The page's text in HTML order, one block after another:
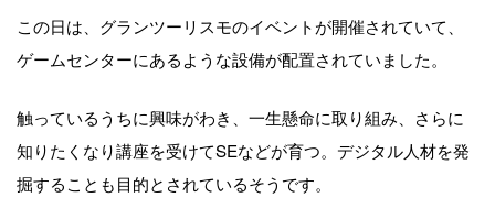
この日は、グランツーリスモのイベントが開催されていて、
ゲームセンターにあるような設備が配置されていました。
触っているうちに興味がわき、一生懸命に取り組み、さらに
知りたくなり講座を受けてSEなどが育つ。デジタル人材を発
掘することも目的とされているそうです。